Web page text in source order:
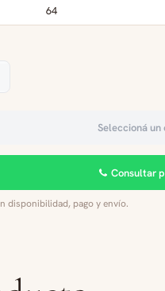
64
Seleccioná un
Consultar
disponibilidad, pago y envío.